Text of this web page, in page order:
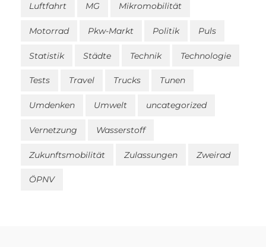
Luftfahrt MG Mikromobilität
Motorrad Pkw-Markt Politik Puls
Statistik Städte Technik Technologie
Tests Travel Trucks Tunen
Umdenken Umwelt uncategorized
Vernetzung Wasserstoff
Zukunftsmobilität Zulassungen Zweirad
ÖPNV